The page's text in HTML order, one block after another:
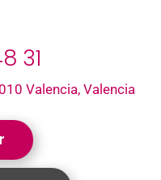
o
k
31
Valencia, Valencia